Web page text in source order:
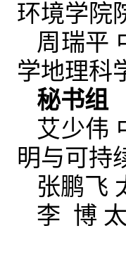
环境学院
周瑞平
学地理科
秘书组
艾少伟
明与可持
张鹏飞
李 博